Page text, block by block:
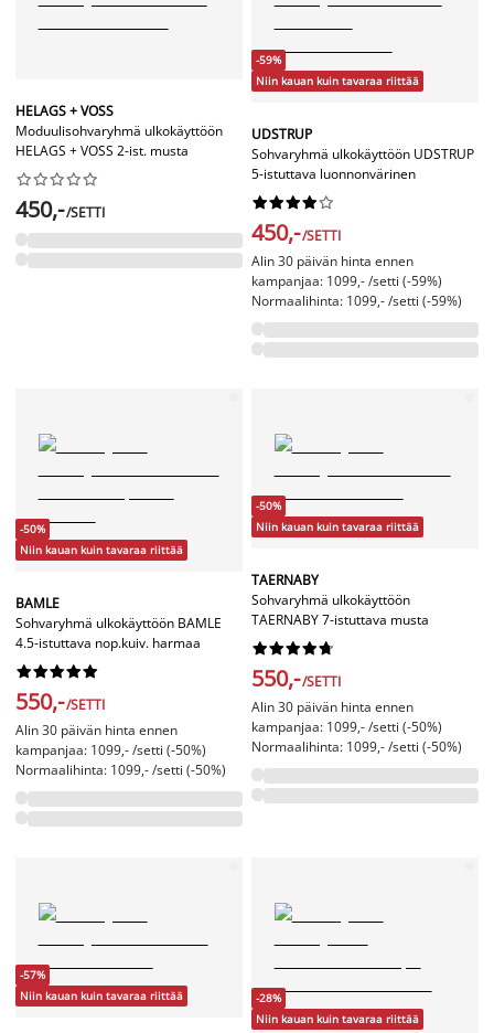
HELAGS + VOSS
Moduulisohvaryhmä ulkokäyttöön
HELAGS + VOSS 2-ist. musta






450,-/SETTI
-59%
Niin kauan kuin tavaraa riittää
UDSTRUP
Sohvaryhmä ulkokäyttöön UDSTRUP
5-istuttava luonnonvärinen






450,-/SETTI
Alin 30 päivän hinta ennen
kampanjaa: 1099,- /setti (-59%)
Normaalihinta: 1099,- /setti (-59%)
-50%
Niin kauan kuin tavaraa riittää
BAMLE
Sohvaryhmä ulkokäyttöön BAMLE
4.5-istuttava nop.kuiv. harmaa






550,-/SETTI
Alin 30 päivän hinta ennen
kampanjaa: 1099,- /setti (-50%)
Normaalihinta: 1099,- /setti (-50%)
-50%
Niin kauan kuin tavaraa riittää
TAERNABY
Sohvaryhmä ulkokäyttöön
TAERNABY 7-istuttava musta






550,-/SETTI
Alin 30 päivän hinta ennen
kampanjaa: 1099,- /setti (-50%)
Normaalihinta: 1099,- /setti (-50%)
-57%
Niin kauan kuin tavaraa riittää
-28%
Niin kauan kuin tavaraa riittää